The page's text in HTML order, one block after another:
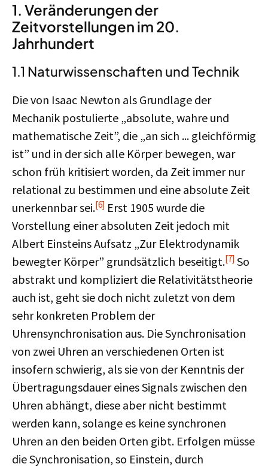
1. Veränderungen der
Zeitvorstellungen im 20.
Jahrhundert
1.1 Naturwissenschaften und Technik
Die von Isaac Newton als Grundlage der
Mechanik postulierte „absolute, wahre und
mathematische Zeit”, die „an sich ... gleichförmig
ist” und in der sich alle Körper bewegen, war
schon früh kritisiert worden, da Zeit immer nur
relational zu bestimmen und eine absolute Zeit
unerkennbar sei.[6] Erst 1905 wurde die
Vorstellung einer absoluten Zeit jedoch mit
Albert Einsteins Aufsatz „Zur Elektrodynamik
bewegter Körper” grundsätzlich beseitigt.[7] So
abstrakt und kompliziert die Relativitätstheorie
auch ist, geht sie doch nicht zuletzt von dem
sehr konkreten Problem der
Uhrensynchronisation aus. Die Synchronisation
von zwei Uhren an verschiedenen Orten ist
insofern schwierig, als sie von der Kenntnis der
Übertragungsdauer eines Signals zwischen den
Uhren abhängt, diese aber nicht bestimmt
werden kann, solange es keine synchronen
Uhren an den beiden Orten gibt. Erfolgen müsse
die Synchronisation, so Einstein, durch